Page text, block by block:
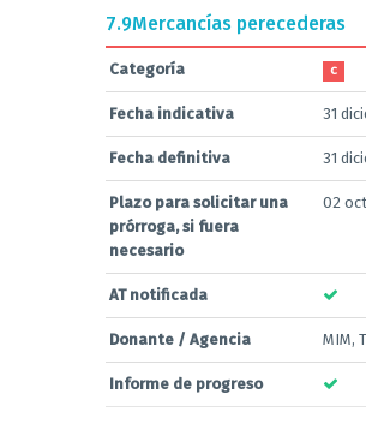
7.9Mercancías perecederas
Categoría C
Fecha indicativa 31
Fecha definitiva 31
Plazo para solicitar una
prórroga, si fuera
necesario
02
AT notificada
Donante / Agencia MIM,
Informe de progreso